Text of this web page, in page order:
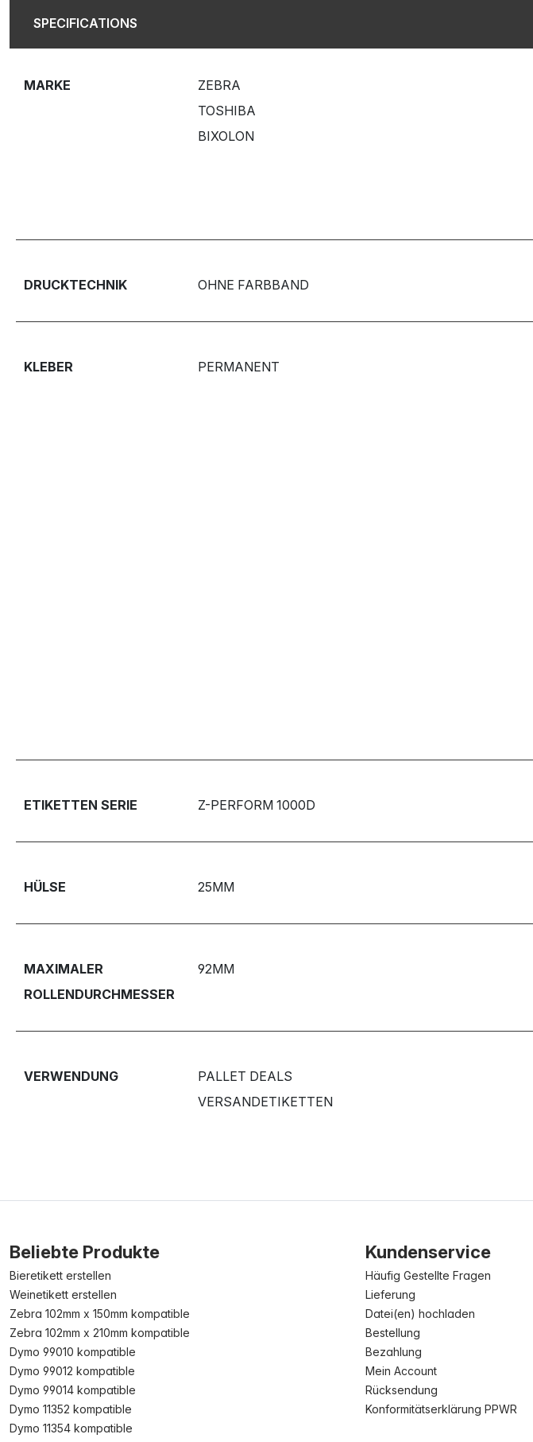
SPECIFICATIONS
MARKE
ZEBRA
TOSHIBA
BIXOLON
DRUCKTECHNIK OHNE FARBBAND
KLEBER PERMANENT
ETIKETTEN SERIE Z-PERFORM 1000D
HÜLSE 25MM
MAXIMALER
ROLLENDURCHMESSER
92MM
VERWENDUNG
PALLET DEALS
VERSANDETIKETTEN
Beliebte Produkte
Bieretikett erstellen
Weinetikett erstellen
Zebra 102mm x 150mm kompatible
Zebra 102mm x 210mm kompatible
Dymo 99010 kompatible
Dymo 99012 kompatible
Dymo 99014 kompatible
Dymo 11352 kompatible
Dymo 11354 kompatible
Kundenservice
Häufig Gestellte Fragen
Lieferung
Datei(en) hochladen
Bestellung
Bezahlung
Mein Account
Rücksendung
Konformitätserklärung PPWR